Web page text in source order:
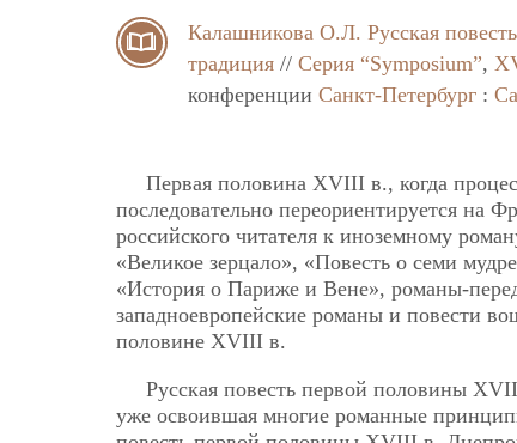
Калашникова О.Л. Русская
традиция // Серия “Symposium”,
конференции Санкт-Петербург :
Первая половина XVIII в., когда
последовательно переориентируется на
российского читателя к иноземному
«Великое зерцало», «Повесть о семи
«История о Париже и Вене», романы-
западноевропейские романы и повести
половине XVIII в.
Русская повесть первой половины
уже освоившая многие романные